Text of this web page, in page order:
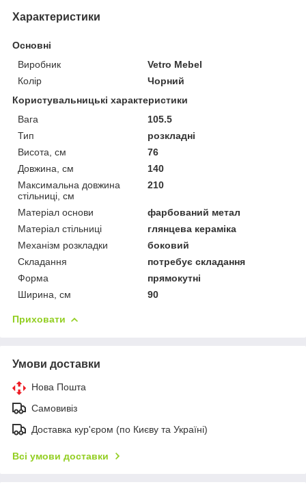
Характеристики
Основні
Виробник
Vetro Mebel
Колір
Чорний
Користувальницькі характеристики
Вага
105.5
Тип
розкладні
Висота, см
76
Довжина, см
140
Максимальна довжина
стільниці, см
210
Матеріал основи
фарбований метал
Матеріал стільниці
глянцева кераміка
Механізм розкладки
боковий
Складання
потребує складання
Форма
прямокутні
Ширина, см
90
Приховати
Умови доставки
Нова Пошта
Самовивіз
Доставка кур'єром (по Києву та Україні)
Всі умови доставки